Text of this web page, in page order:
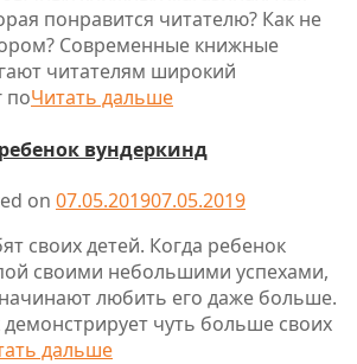
понравится читателю? Как не
Современные книжные
читателям широкий
поЧитать дальше
вундеркинд
on 07.05.201907.05.2019
своих детей. Когда ребенок
своими небольшими успехами,
любить его даже больше.
чуть больше своих
дальше